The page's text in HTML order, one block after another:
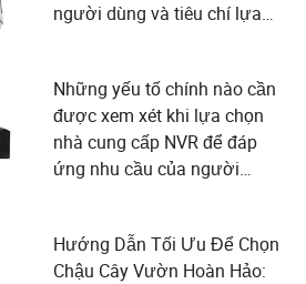
người dùng và tiêu chí lựa
Những yếu tố chính nào cần
được xem xét khi lựa chọn
nhà cung cấp NVR để đáp
ứng nhu cầu của người
Hướng Dẫn Tối Ưu Để Chọn
Chậu Cây Vườn Hoàn Hảo: